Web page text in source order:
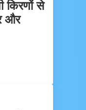
किरणों से
और